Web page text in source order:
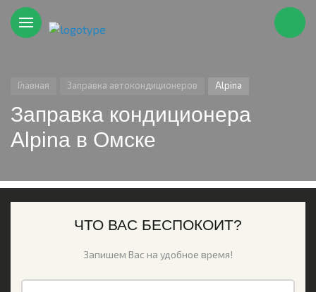
Главная Заправка автокондиционеров Alpina
Заправка кондиционера
Alpina в Омске
ЧТО ВАС БЕСПОКОИТ?
Запишем Вас на удобное время!